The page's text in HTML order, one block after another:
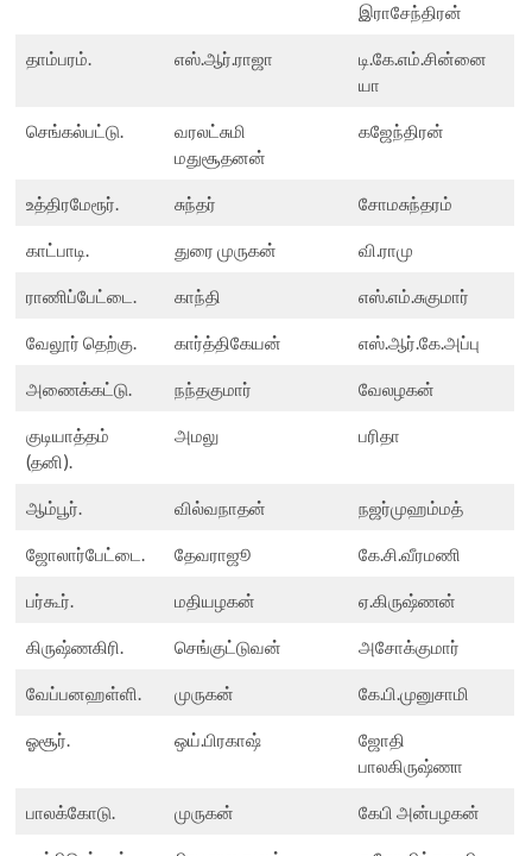
இராசேந்திரன்
தாம்பரம். எஸ்.ஆர்.ராஜா
டி.கே.எம்.சின்னை
யா
செங்கல்பட்டு.
வரலட்சுமி
மதுசூதனன்
கஜேந்திரன்
உத்திரமேரூர். சுந்தர் சோமசுந்தரம்
காட்பாடி. துரை முருகன் வி.ராமு
ராணிப்பேட்டை. காந்தி எஸ்.எம்.சுகுமார்
வேலூர் தெற்கு. கார்த்திகேயன் எஸ்.ஆர்.கே.அப்பு
அணைக்கட்டு. நந்தகுமார் வேலழகன்
குடியாத்தம்
(தனி).
அமலு பரிதா
ஆம்பூர். வில்வநாதன் நஜர்முஹம்மத்
ஜோலார்பேட்டை. தேவராஜூ கே.சி.வீரமணி
பர்கூர். மதியழகன் ஏ.கிருஷ்ணன்
கிருஷ்ணகிரி. செங்குட்டுவன் அசோக்குமார்
வேப்பனஹள்ளி. முருகன் கே.பி.முனுசாமி
ஓசூர். ஒய்.பிரகாஷ்
ஜோதி
பாலகிருஷ்ணா
பாலக்கோடு. முருகன் கேபி அன்பழகன்